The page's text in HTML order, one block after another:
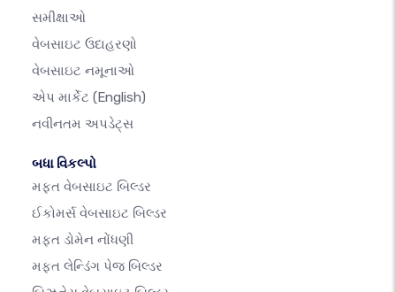
સમીક્ષાઓ
વેબસાઇટ ઉદાહરણો
વેબસાઇટ નમૂનાઓ
એપ માર્કેટ (English)
નવીનતમ અપડેટ્સ
બધા વિકલ્પો
મફત વેબસાઇટ બિલ્ડર
ઈકોમર્સ વેબસાઇટ બિલ્ડર
મફત ડોમેન નોંધણી
મફત લેન્ડિંગ પેજ બિલ્ડર